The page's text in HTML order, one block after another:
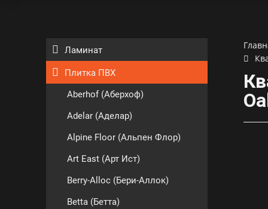
Ламинат
Плитка ПВХ
Aberhof (Аберхоф)
Adelar (Аделар)
Alpine Floor (Альпен Флор)
Art East (Арт Ист)
Berry-Alloc (Бери-Аллок)
Betta (Бетта)